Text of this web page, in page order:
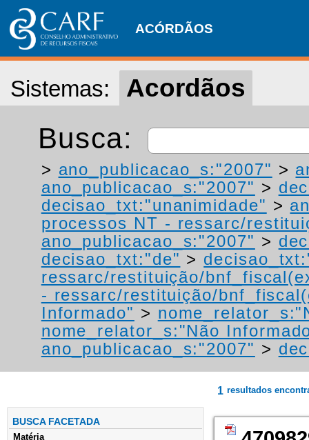
ACÓRDÃOS
Sistemas: Acordãos
Busca:
> ano_publicacao_s:"2007" >
ano_publicacao_s:"2007" >
decisao_txt:"unanimidade" >
processos NT - ressarc/
ano_publicacao_s:"2007" >
decisao_txt:"de" >
ressarc/restituição/
- ressarc/restituição/
Informado" >
nome_relator_s:"Não
ano_publicacao_s:"2007" >
BUSCA FACETADA
Matéria
1 resultados